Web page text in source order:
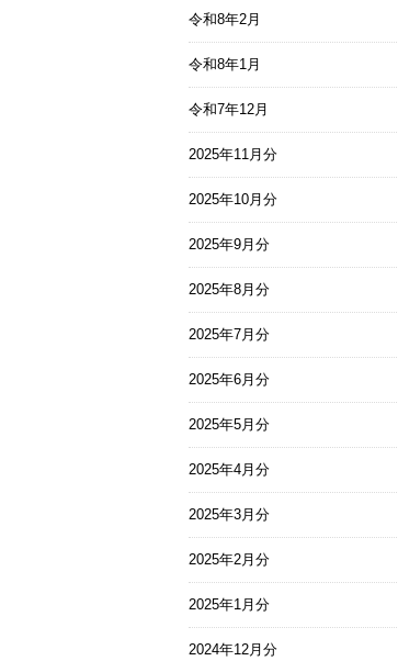
令和8年2月
令和8年1月
令和7年12月
2025年11月分
2025年10月分
2025年9月分
2025年8月分
2025年7月分
2025年6月分
2025年5月分
2025年4月分
2025年3月分
2025年2月分
2025年1月分
2024年12月分